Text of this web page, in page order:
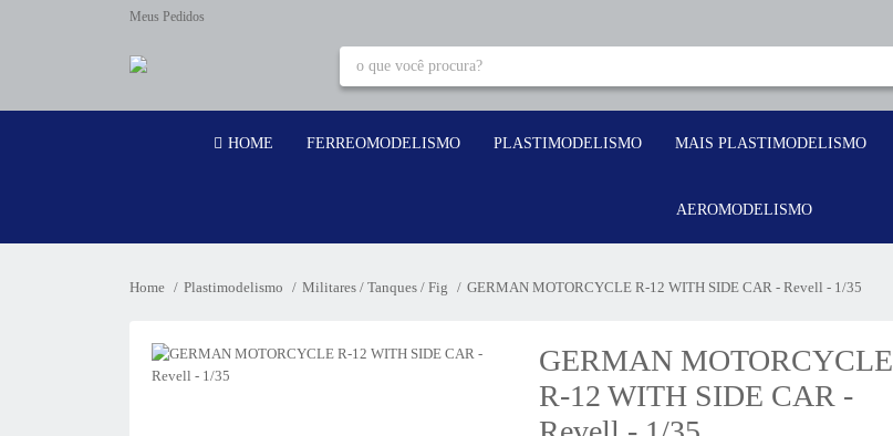
Meus Pedidos
HOME FERREOMODELISMO PLASTIMODELISMO MAIS PLASTIMODELISMO
AEROMODELISMO
Home Plastimodelismo Militares / Tanques / Fig GERMAN MOTORCYCLE R-12 WITH SIDE CAR - Revell - 1/35
GERMAN MOTORCYCLE
R-12 WITH SIDE CAR -